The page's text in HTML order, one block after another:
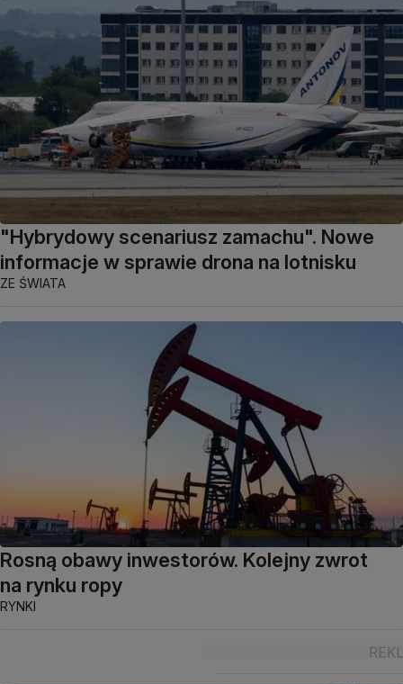
"Hybrydowy scenariusz zamachu". Nowe
informacje w sprawie drona na lotnisku
ZE ŚWIATA
Rosną obawy inwestorów. Kolejny zwrot
na rynku ropy
RYNKI